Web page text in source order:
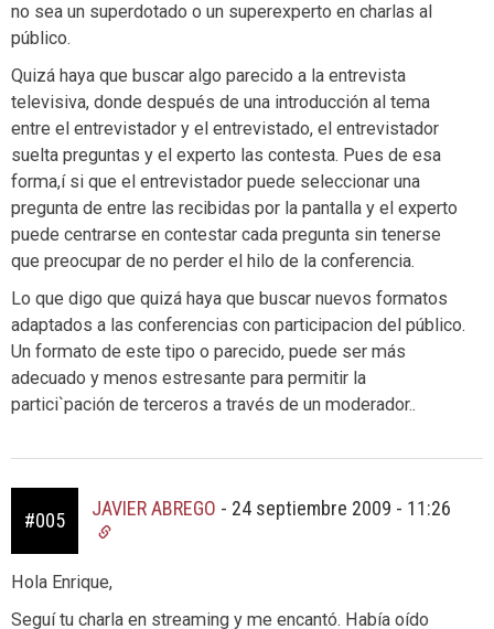
no sea un superdotado o un superexperto en charlas al
público.
Quizá haya que buscar algo parecido a la entrevista
televisiva, donde después de una introducción al tema
entre el entrevistador y el entrevistado, el entrevistador
suelta preguntas y el experto las contesta. Pues de esa
forma,í si que el entrevistador puede seleccionar una
pregunta de entre las recibidas por la pantalla y el experto
puede centrarse en contestar cada pregunta sin tenerse
que preocupar de no perder el hilo de la conferencia.
Lo que digo que quizá haya que buscar nuevos formatos
adaptados a las conferencias con participacion del público.
Un formato de este tipo o parecido, puede ser más
adecuado y menos estresante para permitir la
partici`pación de terceros a través de un moderador..
#005
JAVIER ABREGO - 24 septiembre 2009 - 11:26
Hola Enrique,
Seguí tu charla en streaming y me encantó. Había oído